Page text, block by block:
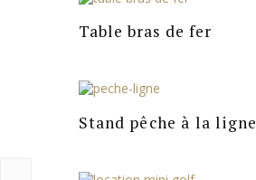
Table bras de fer
Stand pêche à la ligne